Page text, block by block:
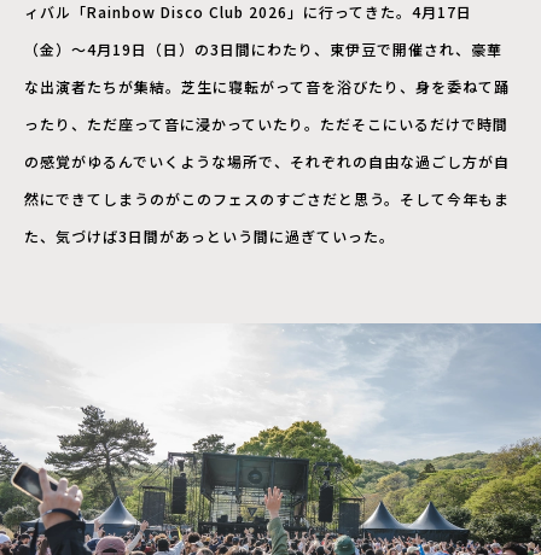
ィバル「Rainbow Disco Club 2026」に行ってきた。4月17日
（金）〜4月19日（日）の3日間にわたり、東伊豆で開催され、豪華
な出演者たちが集結。芝生に寝転がって音を浴びたり、身を委ねて踊
ったり、ただ座って音に浸かっていたり。ただそこにいるだけで時間
の感覚がゆるんでいくような場所で、それぞれの自由な過ごし方が自
然にできてしまうのがこのフェスのすごさだと思う。そして今年もま
た、気づけば3日間があっという間に過ぎていった。